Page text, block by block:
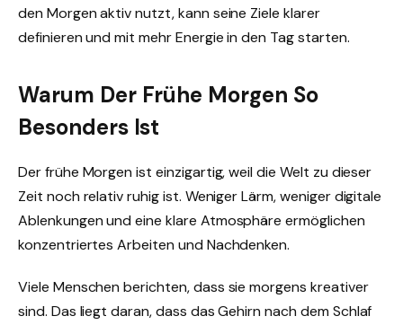
den Morgen aktiv nutzt, kann seine Ziele klarer
definieren und mit mehr Energie in den Tag starten.
Warum Der Frühe Morgen So
Besonders Ist
Der frühe Morgen ist einzigartig, weil die Welt zu dieser
Zeit noch relativ ruhig ist. Weniger Lärm, weniger digitale
Ablenkungen und eine klare Atmosphäre ermöglichen
konzentriertes Arbeiten und Nachdenken.
Viele Menschen berichten, dass sie morgens kreativer
sind. Das liegt daran, dass das Gehirn nach dem Schlaf